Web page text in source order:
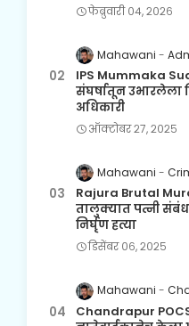
फेब्रुवारी ०४, २०२६
Mahawani
IPS Mummaka
संघर्षातून उभारलेला
अधिकारी
ऑक्टोबर २७, २०२५
Mahawani
Rajura Brutal
तालुक्यात पत्नी
निर्घृण हत्या
डिसेंबर ०६, २०२५
Mahawani
Chandrapur